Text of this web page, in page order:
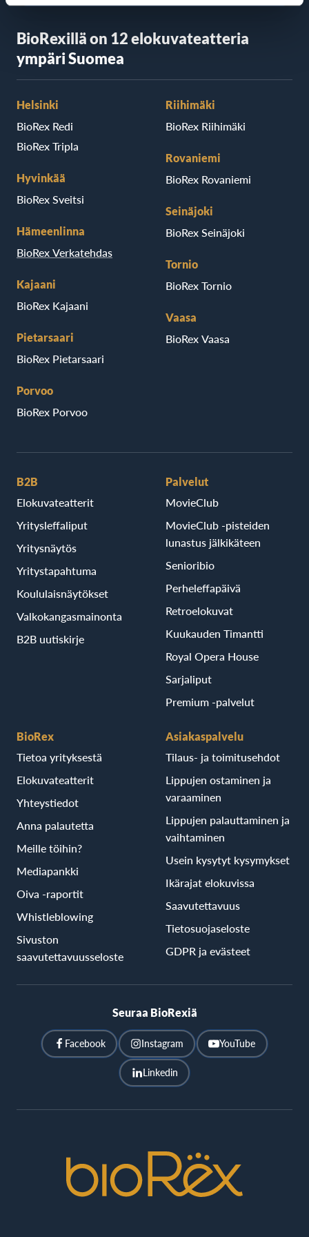
BioRexillä on 12 elokuvateatteria
ympäri Suomea
Helsinki
BioRex Redi
BioRex Tripla
Hyvinkää
BioRex Sveitsi
Hämeenlinna
BioRex Verkatehdas
Kajaani
BioRex Kajaani
Pietarsaari
BioRex Pietarsaari
Porvoo
BioRex Porvoo
Riihimäki
BioRex Riihimäki
Rovaniemi
BioRex Rovaniemi
Seinäjoki
BioRex Seinäjoki
Tornio
BioRex Tornio
Vaasa
BioRex Vaasa
B2B
Elokuvateatterit
Yritysleffaliput
Yritysnäytös
Yritystapahtuma
Koululaisnäytökset
Valkokangasmainonta
B2B uutiskirje
Palvelut
MovieClub
MovieClub -pisteiden
lunastus jälkikäteen
Senioribio
Perheleffapäivä
Retroelokuvat
Kuukauden Timantti
Royal Opera House
Sarjaliput
Premium -palvelut
BioRex
Tietoa yrityksestä
Elokuvateatterit
Yhteystiedot
Anna palautetta
Meille töihin?
Mediapankki
Oiva -raportit
Whistleblowing
Sivuston
saavutettavuusseloste
Asiakaspalvelu
Tilaus- ja toimitusehdot
Lippujen ostaminen ja
varaaminen
Lippujen palauttaminen ja
vaihtaminen
Usein kysytyt kysymykset
Ikärajat elokuvissa
Saavutettavuus
Tietosuojaseloste
GDPR ja evästeet
Seuraa BioRexiä
Facebook Instagram YouTube
Linkedin
Cinemas